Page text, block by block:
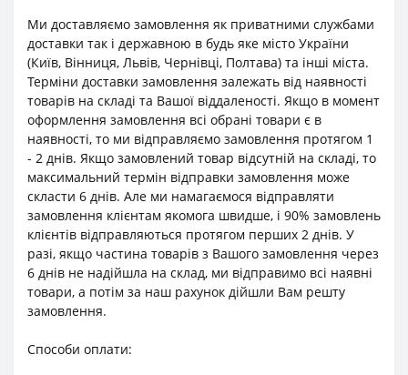
Ми доставляємо замовлення як приватними службами
доставки так і державною в будь яке місто України
(Київ, Вінниця, Львів, Чернівці, Полтава) та інші міста.
Терміни доставки замовлення залежать від наявності
товарів на складі та Вашої віддаленості. Якщо в момент
оформлення замовлення всі обрані товари є в
наявності, то ми відправляємо замовлення протягом 1
- 2 днів. Якщо замовлений товар відсутній на складі, то
максимальний термін відправки замовлення може
скласти 6 днів. Але ми намагаємося відправляти
замовлення клієнтам якомога швидше, і 90% замовлень
клієнтів відправляються протягом перших 2 днів. У
разі, якщо частина товарів з Вашого замовлення через
6 днів не надійшла на склад, ми відправимо всі наявні
товари, а потім за наш рахунок дійшли Вам решту
замовлення.
Способи оплати: